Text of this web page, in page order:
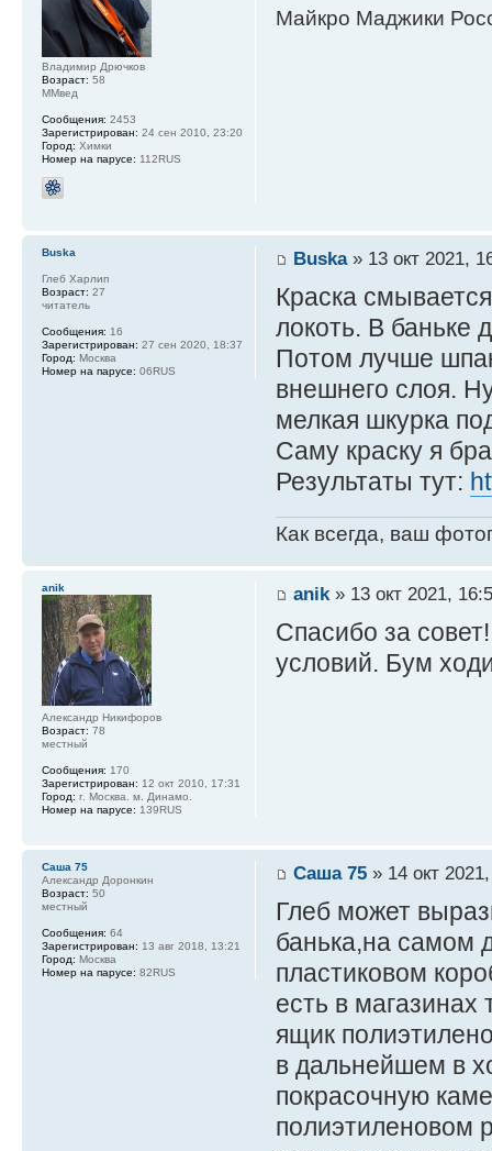
Майкро Маджики
Владимир Дрючков
Возраст: 58
ММвед
Сообщения: 2453
Зарегистрирован: 24 сен 2010, 23:20
Город: Химки
Номер на парусе: 112RUS
Buska» 13 окт 2021,
Краска
локоть. В баньке
Потом лучше
внешнего слоя.
мелкая шкурка
Саму краску я
Результаты тут:
Как всегда, ваш
Buska
Глеб Харлип
Возраст: 27
читатель
Сообщения: 16
Зарегистрирован: 27 сен 2020, 18:37
Город: Москва
Номер на парусе: 06RUS
anik» 13 окт 2021,
Спасибо за
условий. Бум
anik
Александр Никифоров
Возраст: 78
местный
Сообщения: 170
Зарегистрирован: 12 окт 2010, 17:31
Город: г. Москва. м. Динамо.
Номер на парусе: 139RUS
Саша 75» 14 окт
Глеб может
банька,на самом
пластиковом
есть в
ящик
в дальнейшем в
покрасочную
полиэтиленовом
Саша 75
Александр Доронкин
Возраст: 50
местный
Сообщения: 64
Зарегистрирован: 13 авг 2018, 13:21
Город: Москва
Номер на парусе: 82RUS